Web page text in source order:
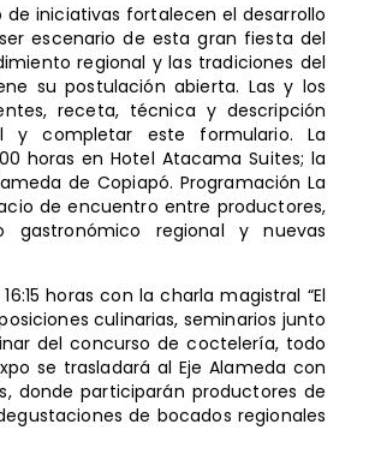
de iniciativas fortalecen el desarrollo
escenario de esta gran fiesta del
regional y las tradiciones del
su postulación abierta. Las y los
receta, técnica y descripción
y completar este formulario. La
horas en Hotel Atacama Suites; la
de Copiapó. Programación La
de encuentro entre productores,
gastronómico regional y nuevas
horas con la charla magistral “El
culinarias, seminarios junto
del concurso de coctelería, todo
se trasladará al Eje Alameda con
donde participarán productores de
de bocados regionales